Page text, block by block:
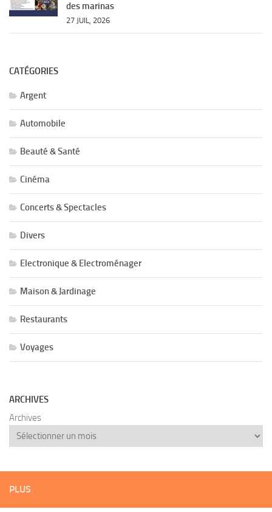
des marinas
27 JUIL, 2026
CATÉGORIES
Argent
Automobile
Beauté & Santé
Cinéma
Concerts & Spectacles
Divers
Electronique & Electroménager
Maison & Jardinage
Restaurants
Voyages
ARCHIVES
Archives
PLUS